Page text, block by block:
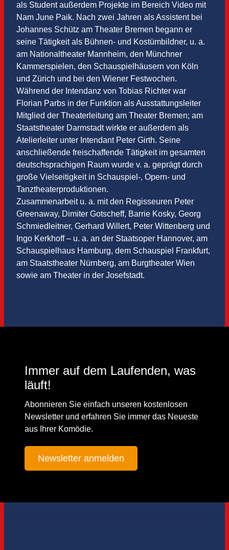
als Student außerdem Projekte im Bereich Video mit
Nam June Paik. Nach zwei Jahren als Assistent bei
Johannes Schütz am Theater Bremen begann er
seine Tätigkeit als Bühnen- und Kostümbildner, u. a.
am Nationaltheater Mannheim, den Münchner
Kammerspielen, den Schauspielhäusern von Köln
und Zürich und bei den Wiener Festwochen.
Während der Intendanz von Tobias Richter war
Florian Parbs in der Funktion als Ausstattungsleiter
Mitglied der Theaterleitung am Theater Bremen; am
Staatstheater Darmstadt wirkte er außerdem als
Atelierleiter unter Intendant Peter Girth. Seine
anschließende freischaffende Tätigkeit im gesamten
deutschsprachigen Raum wurde v. a. geprägt durch
große Vielseitigkeit in Schauspiel-, Opern- und
Tanztheaterproduktionen.
Zusammenarbeit u. a. mit den Regisseuren Peter
Greenaway, Dimiter Gotscheff, Barrie Kosky, Georg
Schmiedleitner, Gerhard Willert, Peter Wittenberg und
Ingo Kerkhoff – u. a. an der Staatsoper Hannover, am
Schauspielhaus Hamburg, dem Schauspiel Frankfurt,
am Staatstheater Nürnberg, am Burgtheater Wien
sowie am Theater in der Josefstadt.
Immer auf dem Laufenden, was
läuft!
Abonnieren Sie einfach unseren kostenlosen
Newsletter und erfahren Sie immer das Neueste
aus Ihrer Komödie.
Newsletter anmelden